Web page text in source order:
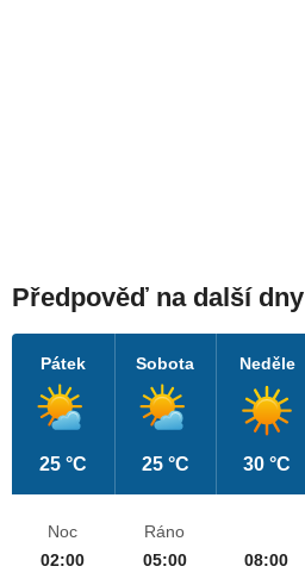
Předpověď na další dny
Pátek
25 °C
Sobota
25 °C
Neděle
30 °C
Noc
02:00
Ráno
05:00
08:00